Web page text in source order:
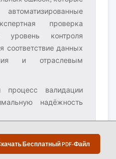
Бесплатный PDF-Файл
проверка
уровень контроля
соответствие данных
и отраслевым
процесс валидации
надёжность
✓ Проверка
рыночной
реальности